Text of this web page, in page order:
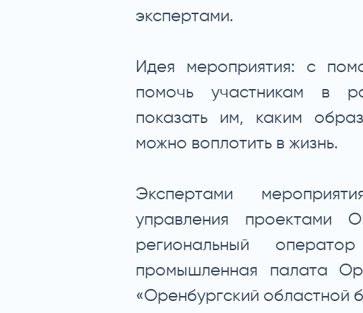
экспертами.
Идея мероприятия: с
помочь участникам в
показать им, каким
можно воплотить в жизнь.
Экспертами
управления проектами
региональный
промышленная палата
«Оренбургский областной